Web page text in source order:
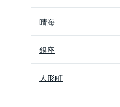
晴海
銀座
人形町